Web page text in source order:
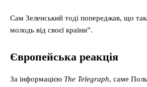
Сам Зеленський тоді попереджав, що
молодь від своєї країни”.
Європейська реакція
За інформацією The Telegraph, саме